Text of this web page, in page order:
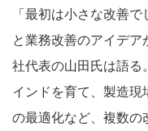
「最初は小さな改善
と業務改善のアイデア
社代表の山田氏は語る
インドを育て、製造現
の最適化など、複数の